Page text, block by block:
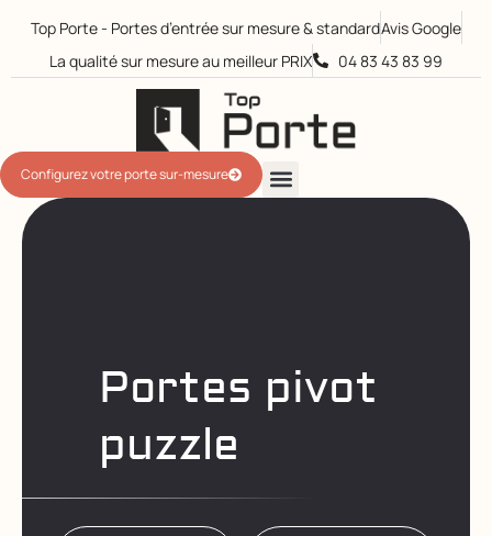
Top Porte - Portes d’entrée sur mesure & standardAvis Google
La qualité sur mesure au meilleur PRIX​
04 83 43 83 99
Configurez votre porte sur-mesure
Portes pivot
puzzle